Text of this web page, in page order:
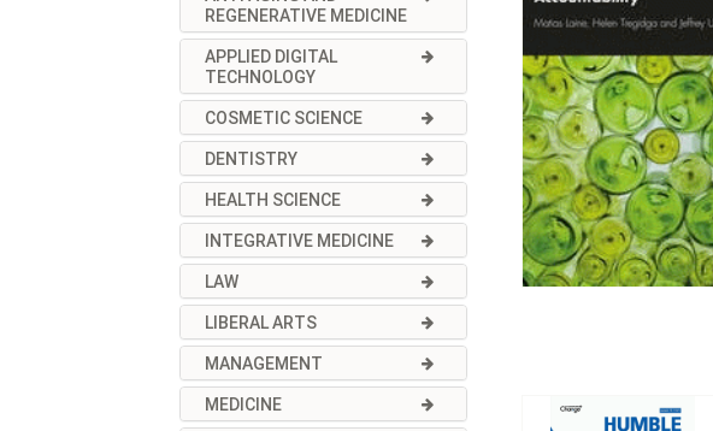
REGENERATIVE MEDICINE
APPLIED DIGITAL
TECHNOLOGY
COSMETIC SCIENCE
DENTISTRY
HEALTH SCIENCE
INTEGRATIVE MEDICINE
LAW
LIBERAL ARTS
MANAGEMENT
MEDICINE